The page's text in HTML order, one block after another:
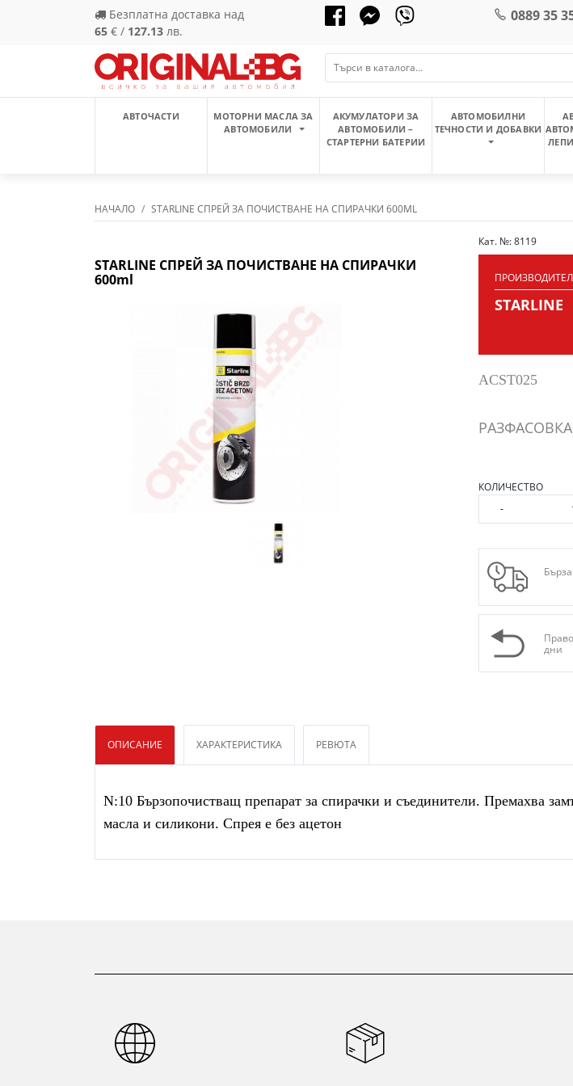
Безплатна доставка над
65 € / 127.13 лв.
0889 35
АВТОЧАСТИ
МОТОРНИ МАСЛА ЗА
АВТОМОБИЛИ
АКУМУЛАТОРИ ЗА
АВТОМОБИЛИ –
СТАРТЕРНИ БАТЕРИИ
АВТОМОБИЛНИ
ТЕЧНОСТИ И ДОБАВКИ
НАЧАЛО STARLINE СПРЕЙ ЗА ПОЧИСТВАНЕ НА СПИРАЧКИ 600ML
STARLINE СПРЕЙ ЗА ПОЧИСТВАНЕ НА СПИРАЧКИ
600ml
Кат. №: 8119
ПРОИЗВОДИТЕЛ
STARLINE
ACST025
КОЛИЧЕСТВО
-
дни
ОПИСАНИЕ ХАРАКТЕРИСТИКА РЕВЮТА
N:10 Бързопочистващ препарат за спирачки и съединители. Премахва
масла и силикони. Спрея е без ацетон